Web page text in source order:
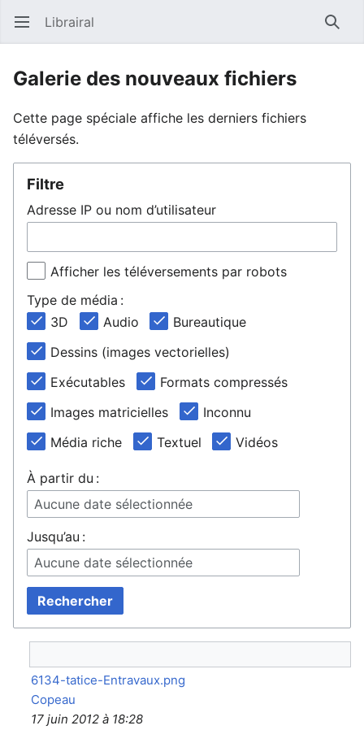
Ouvrir le menu principal Librairal
Galerie des nouveaux fichiers
Cette page spéciale affiche les derniers fichiers
téléversés.
Filtre
Adresse IP ou nom d’utilisateur
Afficher les téléversements par robots
Type de média :
3D
Audio
Bureautique
Dessins (images vectorielles)
Exécutables
Formats compressés
Images matricielles
Inconnu
Média riche
Textuel Vidéos
À partir du :
Aucune date sélectionnée
Jusqu’au :
Aucune date sélectionnée
Rechercher
6134-tatice-Entravaux.png
Copeau
17 juin 2012 à 18:28